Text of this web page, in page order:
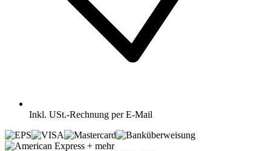
Inkl. USt.-Rechnung per E-Mail
+ mehr